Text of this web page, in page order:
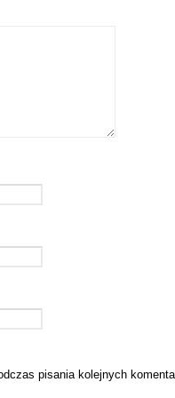
pisania kolejnych